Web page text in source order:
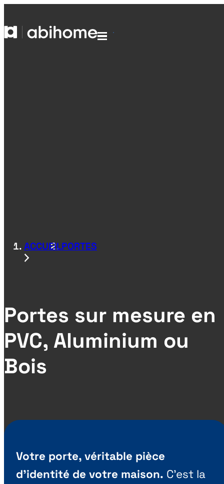
PASSER AU CONTENU
Abihome
ACCUEILPORTES
Portes sur mesure en
PVC, Aluminium ou
Bois
Votre porte, véritable pièce
d’identité de votre maison. C’est la